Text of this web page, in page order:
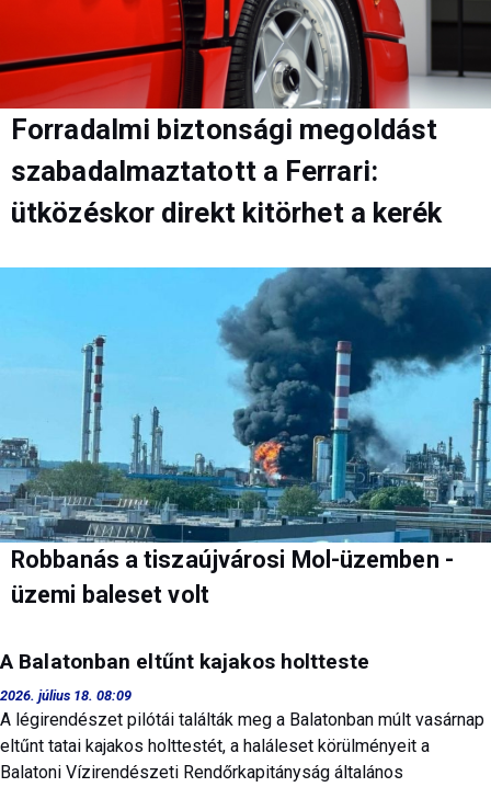
Forradalmi biztonsági megoldást
szabadalmaztatott a Ferrari:
ütközéskor direkt kitörhet a kerék
Robbanás a tiszaújvárosi Mol-üzemben -
üzemi baleset volt
A Balatonban eltűnt kajakos holtteste
2026. július 18. 08:09
A légirendészet pilótái találták meg a Balatonban múlt vasárnap
eltűnt tatai kajakos holttestét, a haláleset körülményeit a
Balatoni Vízirendészeti Rendőrkapitányság általános